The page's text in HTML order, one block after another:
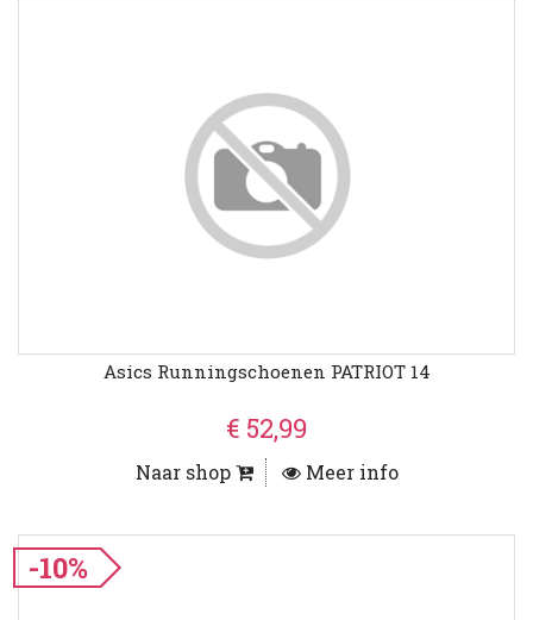
Asics Runningschoenen PATRIOT 14
€ 52,99
Naar shop Meer info
-10%